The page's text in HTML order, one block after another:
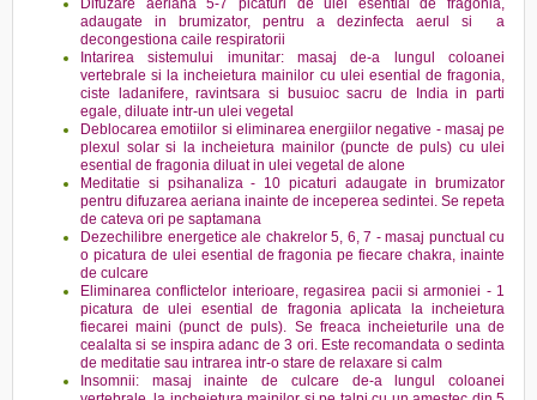
Difuzare aeriana 5-7 picaturi de ulei esential de fragonia,
adaugate in brumizator, pentru a dezinfecta aerul si a
decongestiona caile respiratorii
Intarirea sistemului imunitar: masaj de-a lungul coloanei
vertebrale si la incheietura mainilor cu ulei esential de fragonia,
ciste ladanifere, ravintsara si busuioc sacru de India in parti
egale, diluate intr-un ulei vegetal
Deblocarea emotiilor si eliminarea energiilor negative - masaj pe
plexul solar si la incheietura mainilor (puncte de puls) cu ulei
esential de fragonia diluat in ulei vegetal de alone
Meditatie si psihanaliza - 10 picaturi adaugate in brumizator
pentru difuzarea aeriana inainte de inceperea sedintei. Se repeta
de cateva ori pe saptamana
Dezechilibre energetice ale chakrelor 5, 6, 7 - masaj punctual cu
o picatura de ulei esential de fragonia pe fiecare chakra, inainte
de culcare
Eliminarea conflictelor interioare, regasirea pacii si armoniei - 1
picatura de ulei esential de fragonia aplicata la incheietura
fiecarei maini (punct de puls). Se freaca incheieturile una de
cealalta si se inspira adanc de 3 ori. Este recomandata o sedinta
de meditatie sau intrarea intr-o stare de relaxare si calm
Insomnii: masaj inainte de culcare de-a lungul coloanei